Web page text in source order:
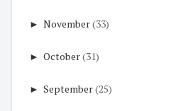
► November(33)
► October(31)
► September(25)